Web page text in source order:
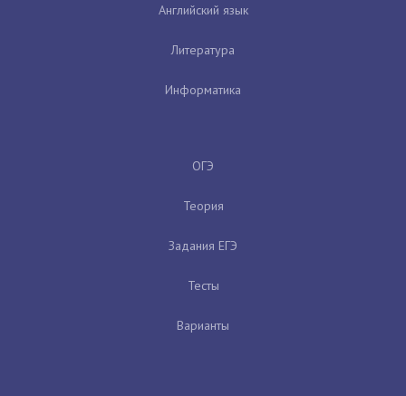
Английский язык
Литература
Информатика
ОГЭ
Теория
Задания ЕГЭ
Тесты
Варианты